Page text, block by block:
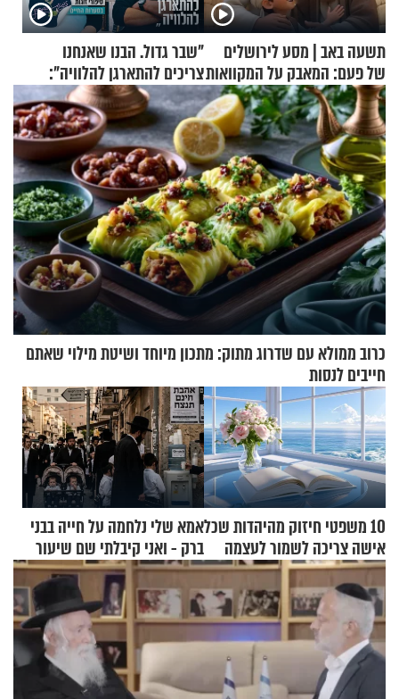
תשעה באב | מסע לירושלים
של פעם: המאבק על המקוואות
"שבר גדול. הבנו שאנחנו
צריכים להתארגן להלוויה":
זוגיות במבחן, הפעם עם מרים
וגד דנינו
כרוב ממולא עם שדרוג מתוק: מתכון מיוחד ושיטת מילוי שאתם
חייבים לנסות
10 משפטי חיזוק מהיהדות שכל
אישה צריכה לשמור לעצמה
אמא שלי נלחמה על חייה בבני
ברק - ואני קיבלתי שם שיעור
באהבת חינם